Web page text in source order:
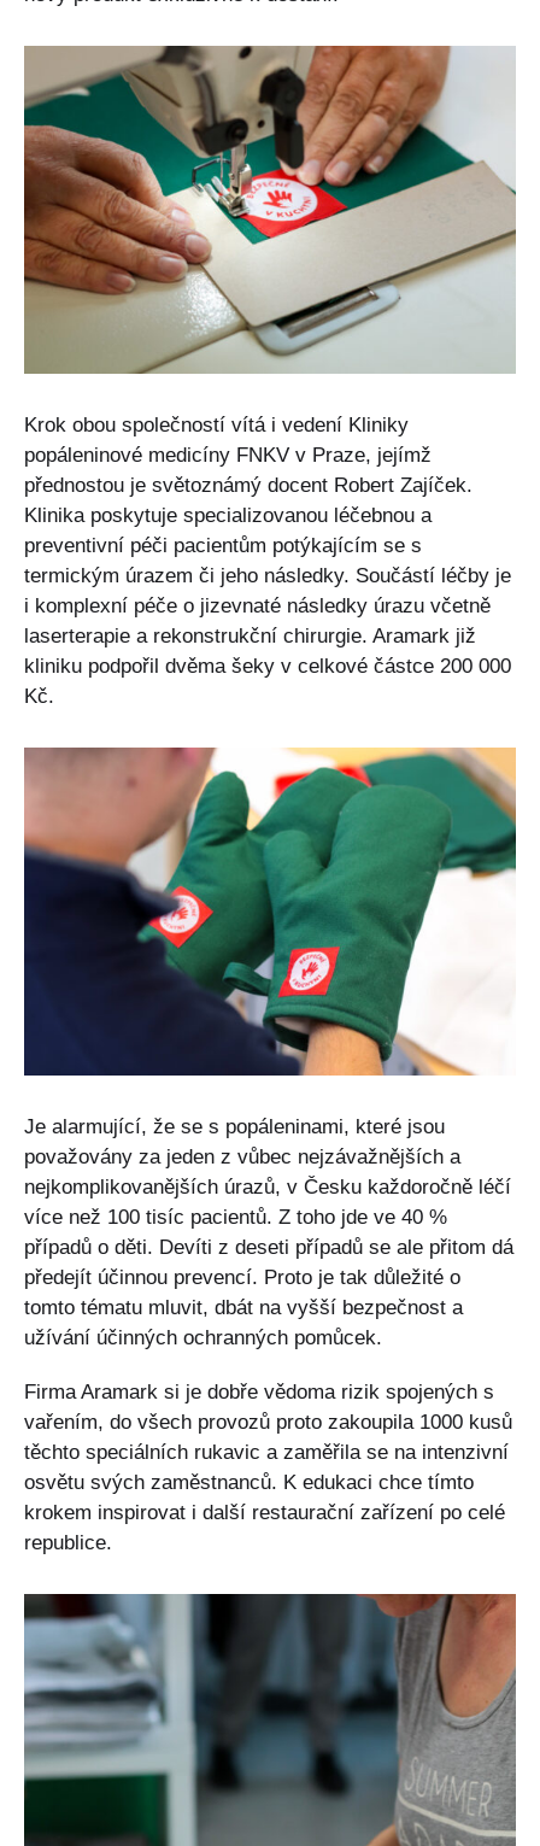
Krok obou společností vítá i vedení Kliniky
popáleninové medicíny FNKV v Praze, jejímž
přednostou je světoznámý docent Robert Zajíček.
Klinika poskytuje specializovanou léčebnou a
preventivní péči pacientům potýkajícím se s
termickým úrazem či jeho následky. Součástí léčby je
i komplexní péče o jizevnaté následky úrazu včetně
laserterapie a rekonstrukční chirurgie. Aramark již
kliniku podpořil dvěma šeky v celkové částce 200 000
Kč.
Je alarmující, že se s popáleninami, které jsou
považovány za jeden z vůbec nejzávažnějších a
nejkomplikovanějších úrazů, v Česku každoročně léčí
více než 100 tisíc pacientů. Z toho jde ve 40 %
případů o děti. Devíti z deseti případů se ale přitom dá
předejít účinnou prevencí. Proto je tak důležité o
tomto tématu mluvit, dbát na vyšší bezpečnost a
užívání účinných ochranných pomůcek.
Firma Aramark si je dobře vědoma rizik spojených s
vařením, do všech provozů proto zakoupila 1000 kusů
těchto speciálních rukavic a zaměřila se na intenzivní
osvětu svých zaměstnanců. K edukaci chce tímto
krokem inspirovat i další restaurační zařízení po celé
republice.